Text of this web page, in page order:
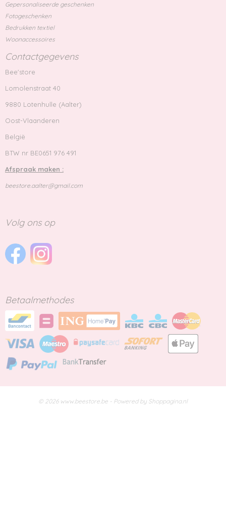
Gepersonaliseerde geschenken
Fotogeschenken
Bedrukken textiel
Woonaccessoires
Contactgegevens
Bee'store
Lomolenstraat 40
9880 Lotenhulle (Aalter)
Oost-Vlaanderen
België
BTW nr BE0651 976 491
Afspraak maken :
beestore.aalter@gmail.com
Volg ons op
Betaalmethodes
© 2026 www.beestore.be - Powered by Shoppagina.nl